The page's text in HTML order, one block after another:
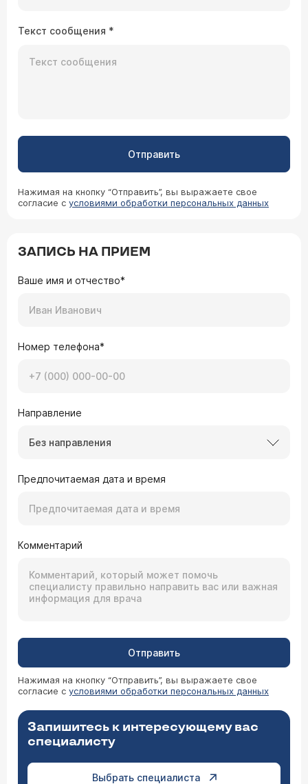
Текст сообщения *
Отправить
Нажимая на кнопку “Отправить”, вы выражаете свое
согласие с условиями обработки персональных данных
ЗАПИСЬ НА ПРИЕМ
Ваше имя и отчество*
Номер телефона*
Направление
Без направления
Предпочитаемая дата и время
Комментарий
Отправить
Нажимая на кнопку “Отправить”, вы выражаете свое
согласие с условиями обработки персональных данных
Запишитесь к интересующему вас
специалисту
Выбрать специалиста